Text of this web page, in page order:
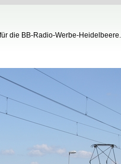
die BB-Radio-Werbe-Heidelbeere...